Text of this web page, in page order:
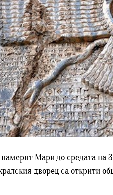
Мари до средата на
дворец са открити